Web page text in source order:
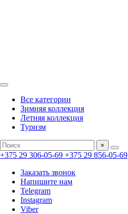
Все категории
Зимняя коллекция
Летняя коллекция
Туризм
×
+375 29 306-05-69 +375 29 856-05-69
Заказать звонок
Напишите нам
Telegram
Instagram
Viber